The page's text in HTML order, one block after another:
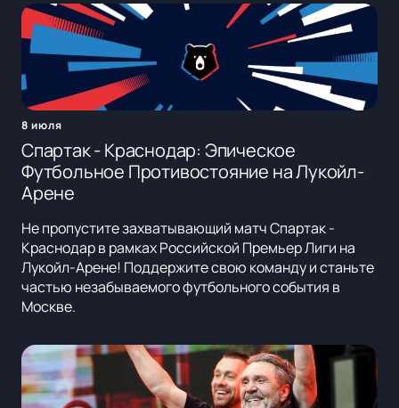
8 июля
Спартак - Краснодар: Эпическое
Футбольное Противостояние на Лукойл-
Арене
Не пропустите захватывающий матч Спартак -
Краснодар в рамках Российской Премьер Лиги на
Лукойл-Арене! Поддержите свою команду и станьте
частью незабываемого футбольного события в
Москве.